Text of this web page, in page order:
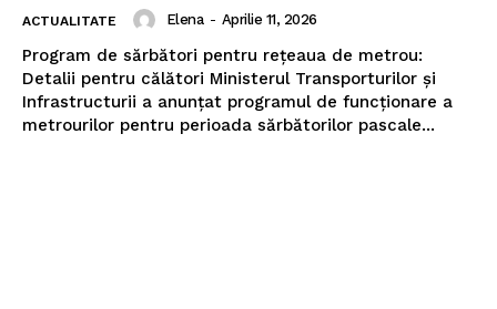
ACTUALITATE Elena - Aprilie 11, 2026
Program de sărbători pentru rețeaua de metrou:
Detalii pentru călători Ministerul Transporturilor și
Infrastructurii a anunțat programul de funcționare a
metrourilor pentru perioada sărbătorilor pascale...